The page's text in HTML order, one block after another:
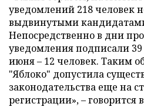
уведомлений 218 человек
выдвинутыми
Непосредственно в дни
уведомления подписали 39
июня – 12 человек. Таким
"Яблоко" допустила
законодательства еще на
регистрации», – говорится